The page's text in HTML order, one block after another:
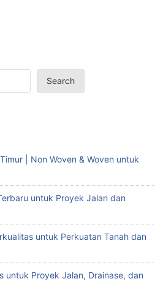
Search
| Non Woven & Woven untuk
untuk Proyek Jalan dan
untuk Perkuatan Tanah dan
untuk Proyek Jalan, Drainase, dan